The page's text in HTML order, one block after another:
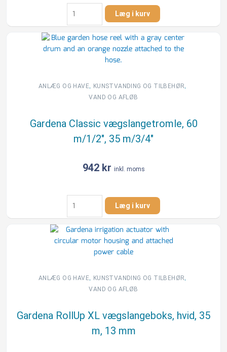
Gardena
RollUp
M
haveslangeboks,
hvid,
11
Læg i kurv
ANLÆG OG HAVE, KUNSTVANDING OG TILBEHØR,
VAND OG AFLØB
Gardena Classic vægslangetromle, 60
m/1/2″, 35 m/3/4″
942 kr inkl. moms
Gardena
Classic
vægslangetromle,
60
m/1/2",
antal
Læg i kurv
ANLÆG OG HAVE, KUNSTVANDING OG TILBEHØR,
VAND OG AFLØB
Gardena RollUp XL vægslangeboks, hvid, 35
m, 13 mm